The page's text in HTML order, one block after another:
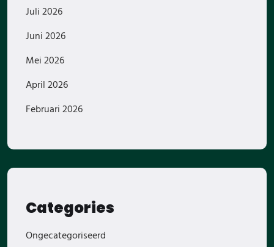
Juli 2026
Juni 2026
Mei 2026
April 2026
Februari 2026
Categories
Ongecategoriseerd